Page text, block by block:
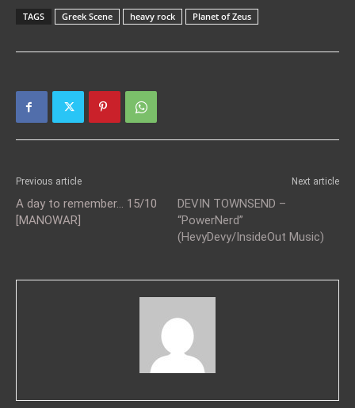
TAGS Greek Scene heavy rock Planet of Zeus
Previous article
A day to remember… 15/10
[MANOWAR]
Next article
DEVIN TOWNSEND –
“PowerNerd”
(HevyDevy/InsideOut Music)